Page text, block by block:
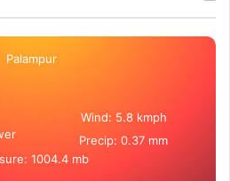
Palampur
Wind: 5.8 kmph
Precip: 0.37 mm
1004.4 mb